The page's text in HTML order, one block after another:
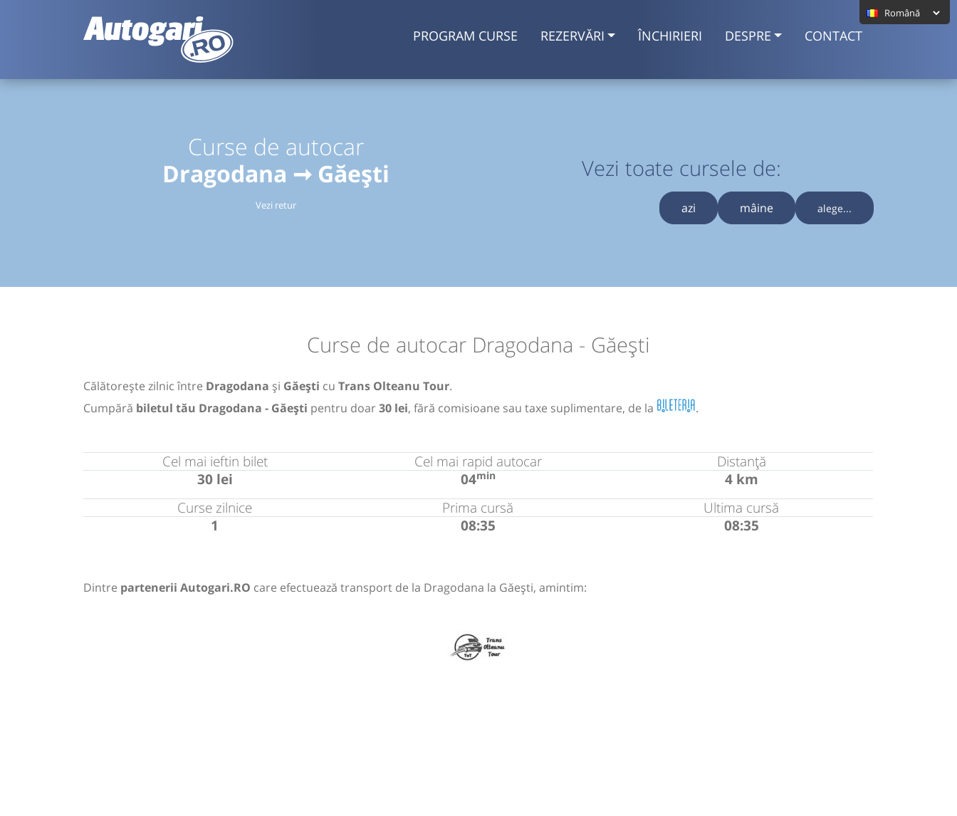
PROGRAM CURSE REZERVĂRI ÎNCHIRIERI DESPRE CONTACT
Curse de autocar
Dragodana ➞ Găești
Vezi retur
Vezi toate cursele de:
azi mâine alege...
Curse de autocar Dragodana - Găești
Călătorește zilnic între Dragodana și Găești cu Trans Olteanu Tour.
Cumpără biletul tău Dragodana - Găești pentru doar30 lei, fără comisioane sau taxe suplimentare, de la .
Cel mai ieftin bilet
30 lei
Cel mai rapid autocar
04min
Distanță
4 km
Curse zilnice
1
Prima cursă
08:35
Ultima cursă
08:35
Dintre partenerii Autogari.RO care efectuează transport de la Dragodana la Găești, amintim: